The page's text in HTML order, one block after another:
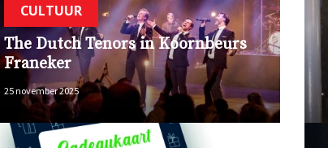
CULTUUR
The Dutch Tenors in Koornbeurs
Franeker
25 november 2025